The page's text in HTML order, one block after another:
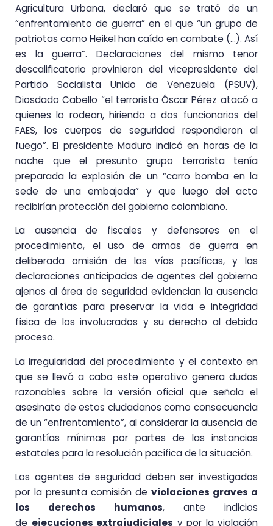
Agricultura Urbana, declaró que se trató de un
“enfrentamiento de guerra” en el que “un grupo de
patriotas como Heikel han caído en combate (…). Así
es la guerra”. Declaraciones del mismo tenor
descalificatorio provinieron del vicepresidente del
Partido Socialista Unido de Venezuela (PSUV),
Diosdado Cabello “el terrorista Óscar Pérez atacó a
quienes lo rodean, hiriendo a dos funcionarios del
FAES, los cuerpos de seguridad respondieron al
fuego”. El presidente Maduro indicó en horas de la
noche que el presunto grupo terrorista tenía
preparada la explosión de un “carro bomba en la
sede de una embajada” y que luego del acto
recibirían protección del gobierno colombiano.
La ausencia de fiscales y defensores en el
procedimiento, el uso de armas de guerra en
deliberada omisión de las vías pacíficas, y las
declaraciones anticipadas de agentes del gobierno
ajenos al área de seguridad evidencian la ausencia
de garantías para preservar la vida e integridad
física de los involucrados y su derecho al debido
proceso.
La irregularidad del procedimiento y el contexto en
que se llevó a cabo este operativo genera dudas
razonables sobre la versión oficial que señala el
asesinato de estos ciudadanos como consecuencia
de un “enfrentamiento”, al considerar la ausencia de
garantías mínimas por partes de las instancias
estatales para la resolución pacífica de la situación.
Los agentes de seguridad deben ser investigados
por la presunta comisión de violaciones graves a
los derechos humanos, ante indicios
de ejecuciones extrajudiciales y por la violación